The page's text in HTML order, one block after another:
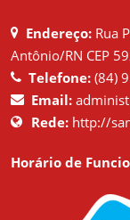
Endereço: Rua
Antônio/RN CEP
Telefone: (84)
Email:
Rede: http://
Horário de